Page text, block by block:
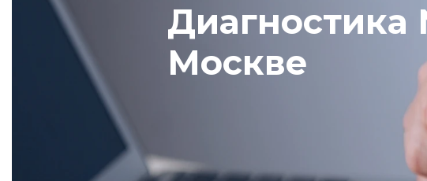
Диагностика
Москве